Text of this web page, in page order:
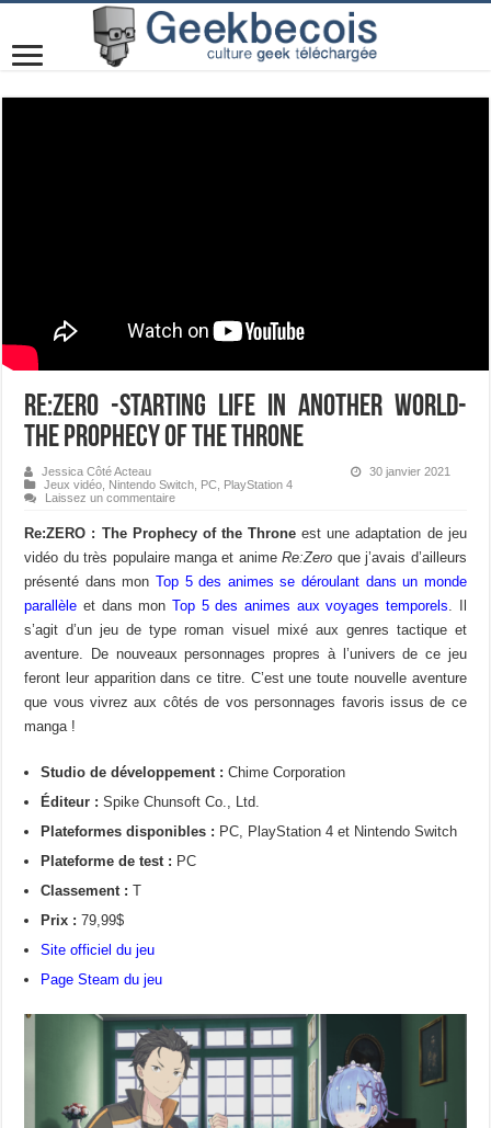
Re:ZERO -Starting Life in Another World-
The Prophecy of the Throne
Jessica Côté Acteau
30 janvier 2021
Jeux vidéo Nintendo Switch PC PlayStation 4
Laissez un commentaire
Re:ZERO : The Prophecy of the Throne est une adaptation de jeu
vidéo du très populaire manga et animeRe:Zero que j’avais d’ailleurs
présenté dans monTop 5 des animes se déroulant dans un monde
parallèle et dans mon Top 5 des animes aux voyages temporels. Il
s’agit d’un jeu de type roman visuel mixé aux genres tactique et
aventure. De nouveaux personnages propres à l’univers de ce jeu
feront leur apparition dans ce titre. C’est une toute nouvelle aventure
que vous vivrez aux côtés de vos personnages favoris issus de ce
manga !
Studio de développement :Chime Corporation
Éditeur :Spike Chunsoft Co., Ltd.
Plateformes disponibles : PC, PlayStation 4 et Nintendo Switch
Plateforme de test : PC
Classement :T
Prix :79,99$
Site officiel du jeu
Page Steam du jeu